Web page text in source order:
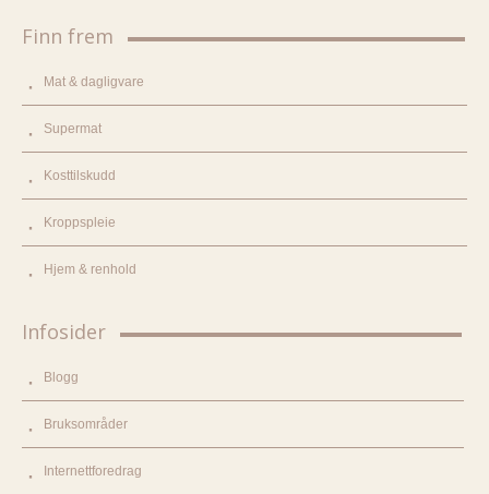
Finn frem
Mat & dagligvare
Supermat
Kosttilskudd
Kroppspleie
Hjem & renhold
Infosider
Blogg
Bruksområder
Internettforedrag